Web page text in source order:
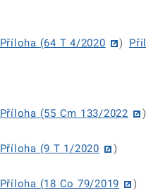
Příloha (64 T 4/2020 )
Příloha (55 Cm 133/2022 )
Příloha (9 T 1/2020 )
Příloha (18 Co 79/2019 )